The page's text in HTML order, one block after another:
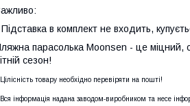
Підставка в комплект не входить,
парасолька Moonsen - це міцний,
сезон!
товару необхідно перевіряти на пошті!
інформація надана заводом-виробником та несе